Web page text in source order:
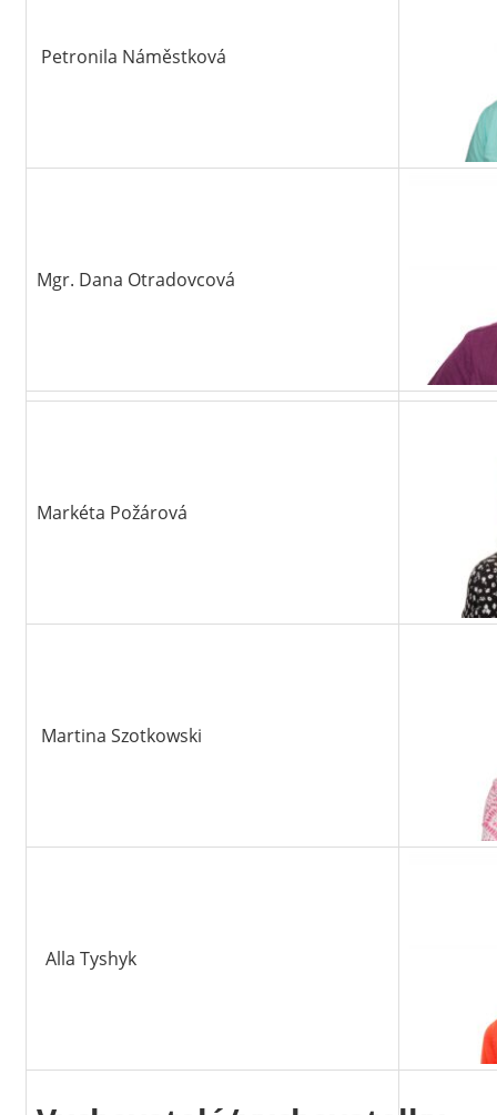
Petronila Náměstková
Mgr. Dana Otradovcová
Markéta Požárová
Martina Szotkowski
Alla Tyshyk